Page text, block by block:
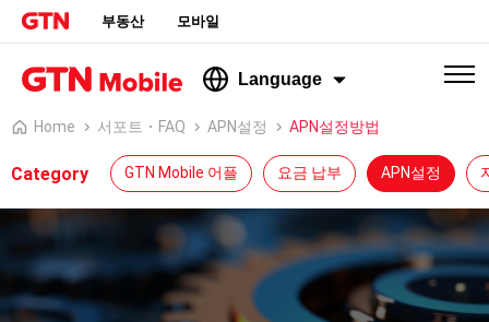
부동산 모바일
Language
Home 서포트・FAQ APN설정 APN설정방법
Category GTN Mobile 어플 요금 납부 APN설정